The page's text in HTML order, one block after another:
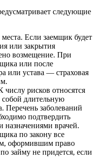
следующие
Если заемщик будет
или закрытия
возмещение. При
или после
или устава — страховая
рисков относятся
собой длительную
Перечень заболеваний
подтвердить
врачей.
по закону все
оформившим право
займу не придется, если